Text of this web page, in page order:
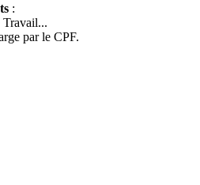
:
Travail...
par le CPF.